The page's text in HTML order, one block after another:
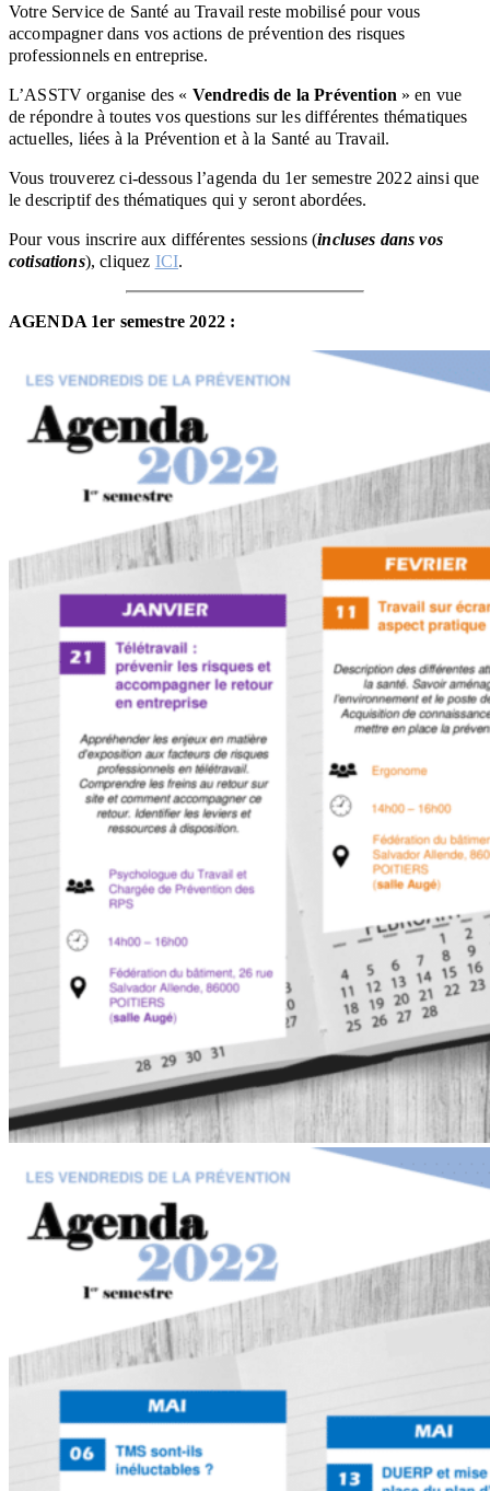
Votre Service de Santé au Travail reste mobilisé pour vous
accompagner dans vos actions de prévention des risques
professionnels en entreprise.
L’ASSTV organise des « Vendredis de la Prévention » en vue
de répondre à toutes vos questions sur les différentes thématiques
actuelles, liées à la Prévention et à la Santé au Travail.
Vous trouverez ci-dessous l’agenda du 1er semestre 2022 ainsi que
le descriptif des thématiques qui y seront abordées.
Pour vous inscrire aux différentes sessions (incluses dans vos
cotisations), cliquez ICI.
AGENDA 1er semestre 2022 :